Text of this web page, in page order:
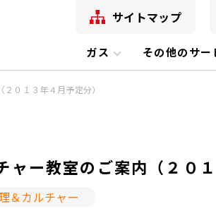
ガス その他のサー
サイトマップ
０１３年４月予定分）
＆カルチャー
ャー教室のご案内（２０